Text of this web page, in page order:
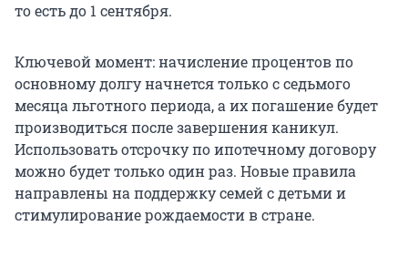
то есть до 1 сентября.
Ключевой момент: начисление процентов по
основному долгу начнется только с седьмого
месяца льготного периода, а их погашение будет
производиться после завершения каникул.
Использовать отсрочку по ипотечному договору
можно будет только один раз. Новые правила
направлены на поддержку семей с детьми и
стимулирование рождаемости в стране.